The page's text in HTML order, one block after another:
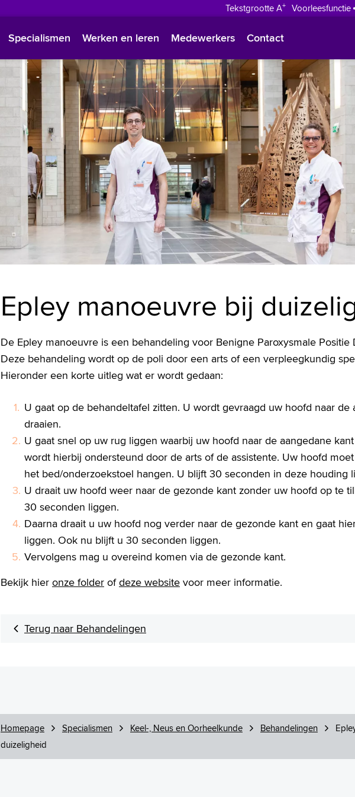
Tekstgrootte A+ Voorleesfunctie
Polski
Türkçe
Arabisch
Specialismen Werken en leren Medewerkers Contact
Epley manoeuvre bij
De Epley manoeuvre is een behandeling voor Benigne Paroxysmale Positie
Deze behandeling wordt op de poli door een arts of een verpleegkundig
Hieronder een korte uitleg wat er wordt gedaan:
U gaat op de behandeltafel zitten. U wordt gevraagd uw hoofd naar de
draaien.
U gaat snel op uw rug liggen waarbij uw hoofd naar de aangedane
wordt hierbij ondersteund door de arts of de assistente. Uw hoofd
het bed/onderzoekstoel hangen. U blijft 30 seconden in deze houding
U draait uw hoofd weer naar de gezonde kant zonder uw hoofd op te
30 seconden liggen.
Daarna draait u uw hoofd nog verder naar de gezonde kant en gaat
liggen. Ook nu blijft u 30 seconden liggen.
Vervolgens mag u overeind komen via de gezonde kant.
Bekijk hier onze folder ofdeze website voor meer informatie.
Terug naar Behandelingen
Homepage Specialismen Keel-, Neus en Oorheelkunde Behandelingen
duizeligheid